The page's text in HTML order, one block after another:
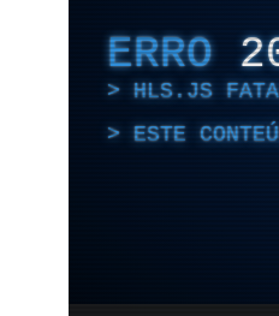
ERRO
HLS.JS
ESTE